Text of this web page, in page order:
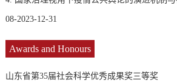
08-2023-12-31
Awards and Honours
山东省第35届社会科学优秀成果奖三等奖